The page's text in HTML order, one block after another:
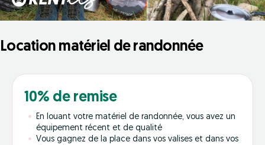
Location matériel de randonnée
10% de remise
En louant votre matériel de randonnée, vous avez un
équipement récent et de qualité
Vous gagnez de la place dans vos valises et dans vos